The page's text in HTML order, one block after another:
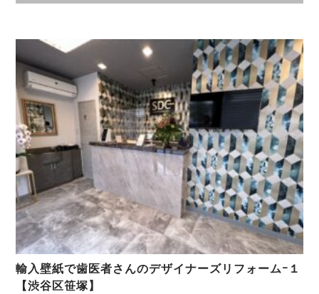
輸入壁紙で歯医者さんのデザイナーズリフォームｰ１
【渋谷区笹塚】